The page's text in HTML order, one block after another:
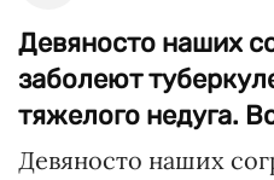
Девяносто наших
заболеют
тяжелого недуга.
Девяносто наших